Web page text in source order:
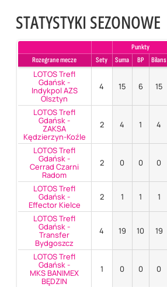
STATYSTYKI SEZONOWE
Punkty
Rozegrane mecze
Sety Suma BP Bilans
LOTOS Trefl
Gdańsk -
Indykpol AZS
Olsztyn
4 15 6 15
LOTOS Trefl
Gdańsk -
ZAKSA
Kędzierzyn-Koźle
2 4 1 4
LOTOS Trefl
Gdańsk -
Cerrad Czarni
Radom
2 0 0 0
LOTOS Trefl
Gdańsk -
Effector Kielce
2 1 1 1
LOTOS Trefl
Gdańsk -
Transfer
Bydgoszcz
4 19 10 19
LOTOS Trefl
Gdańsk -
MKS BANIMEX
BĘDZIN
1 0 0 0